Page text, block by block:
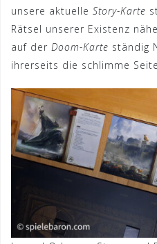
unsere aktuelle Story-Karte
Rätsel unserer Existenz
auf der Doom-Karte ständig
ihrerseits die schlimme